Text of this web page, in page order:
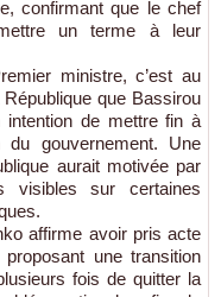
confirmant que le chef
un terme à leur
ministre, c’est au
que Bassirou
de mettre fin à
gouvernement. Une
aurait motivée par
visibles sur certaines
affirme avoir pris acte
une transition
fois de quitter la